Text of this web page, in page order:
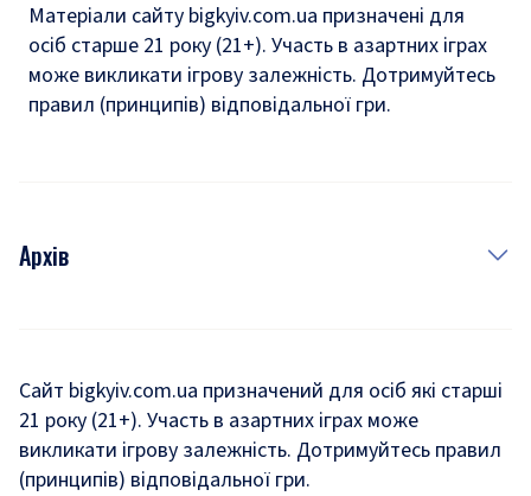
Матеріали сайту bigkyiv.com.ua призначені для
осіб старше 21 року (21+). Участь в азартних іграх
може викликати ігрову залежність. Дотримуйтесь
правил (принципів) відповідальної гри.
Архів
Комуналка
Хроніки війни
Сайт bigkyiv.com.ua призначений для осіб які старші
21 року (21+). Участь в азартних іграх може
викликати ігрову залежність. Дотримуйтесь правил
(принципів) відповідальної гри.